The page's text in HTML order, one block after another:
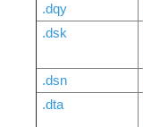
.dqy
.dsk
.dsn
.dta